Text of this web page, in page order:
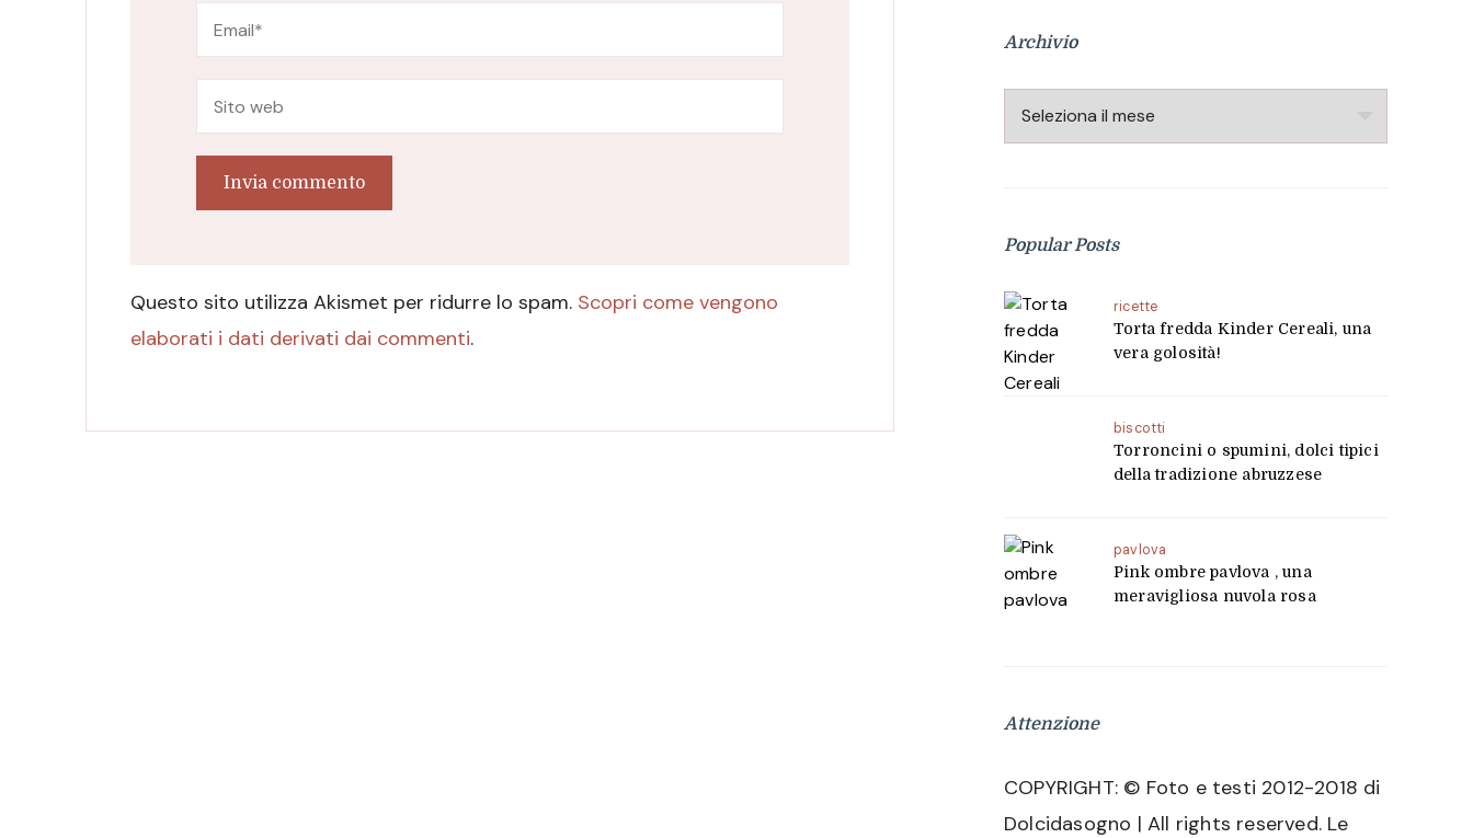
Questo sito utilizza Akismet per ridurre lo spam. Scopri come vengono
elaborati i dati derivati dai commenti.
Archivio
Archivio
Popular Posts
ricette
Torta fredda Kinder Cereali, una
vera golosità!
biscotti
Torroncini o spumini, dolci tipici
della tradizione abruzzese
pavlova
Pink ombre pavlova , una
meravigliosa nuvola rosa
Attenzione
COPYRIGHT: © Foto e testi 2012-2018 di
Dolcidasogno | All rights reserved. Le